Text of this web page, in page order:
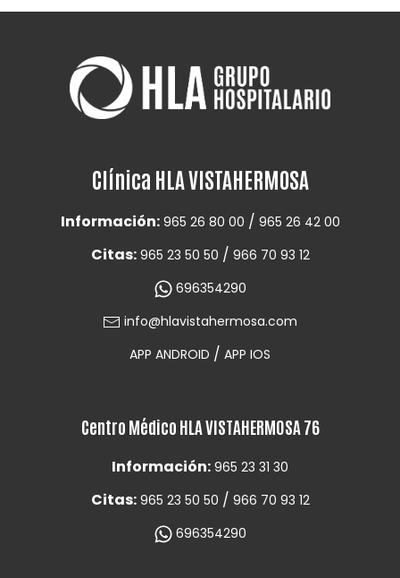
Clínica HLA VISTAHERMOSA
Información: 965 26 80 00 / 965 26 42 00
Citas: 965 23 50 50 / 966 70 93 12
696354290
info@hlavistahermosa.com
APP ANDROID / APP IOS
Centro Médico HLA VISTAHERMOSA 76
Información: 965 23 31 30
Citas: 965 23 50 50 / 966 70 93 12
696354290